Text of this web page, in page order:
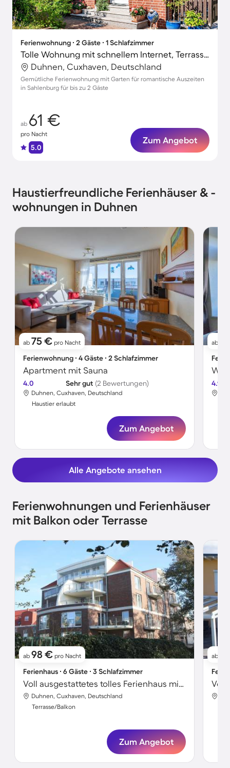
Ferienwohnung ∙ 2 Gäste ∙ 1 Schlafzimmer
Tolle Wohnung mit schnellem Internet, Terrasse und Grill | Gartenblick
Duhnen, Cuxhaven, Deutschland
Gemütliche Ferienwohnung mit Garten für romantische Auszeiten
in Sahlenburg für bis zu 2 Gäste
ab 61 €
pro Nacht
5.0
Zum Angebot
Haustierfreundliche Ferienhäuser & -
wohnungen in Duhnen
ab 75 € pro Nacht
Ferienwohnung ∙ 4 Gäste ∙ 2 Schlafzimmer
Apartment mit Sauna
4.0 Sehr gut (2 Bewertungen)
Duhnen, Cuxhaven, Deutschland
Haustier erlaubt
Zum Angebot
ab
4.9
Alle Angebote ansehen
Ferienwohnungen und Ferienhäuser
mit Balkon oder Terrasse
ab 98 € pro Nacht
Ferienhaus ∙ 6 Gäste ∙ 3 Schlafzimmer
Voll ausgestattetes tolles Ferienhaus mit Sauna und Grill | Nah am Strand
Duhnen, Cuxhaven, Deutschland
Terrasse/Balkon
Zum Angebot
ab